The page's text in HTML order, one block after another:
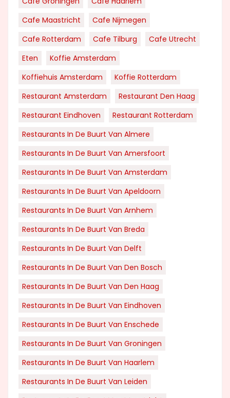
Cafe Maastricht
Cafe Nijmegen
Cafe Rotterdam
Cafe Tilburg
Cafe Utrecht
Eten
Koffie Amsterdam
Koffiehuis Amsterdam
Koffie Rotterdam
Restaurant Amsterdam
Restaurant Den Haag
Restaurant Eindhoven
Restaurant Rotterdam
Restaurants In De Buurt Van Almere
Restaurants In De Buurt Van Amersfoort
Restaurants In De Buurt Van Amsterdam
Restaurants In De Buurt Van Apeldoorn
Restaurants In De Buurt Van Arnhem
Restaurants In De Buurt Van Breda
Restaurants In De Buurt Van Delft
Restaurants In De Buurt Van Den Bosch
Restaurants In De Buurt Van Den Haag
Restaurants In De Buurt Van Eindhoven
Restaurants In De Buurt Van Enschede
Restaurants In De Buurt Van Groningen
Restaurants In De Buurt Van Haarlem
Restaurants In De Buurt Van Leiden